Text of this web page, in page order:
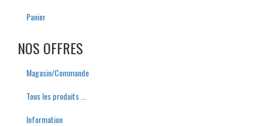
Panier
NOS OFFRES
Magasin/Commande
Tous les produits ...
Information